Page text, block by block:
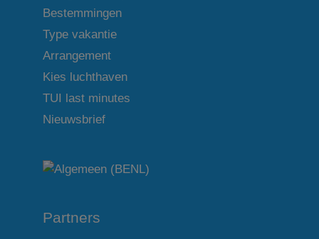
Bestemmingen
Type vakantie
Arrangement
Kies luchthaven
TUI last minutes
Nieuwsbrief
Partners